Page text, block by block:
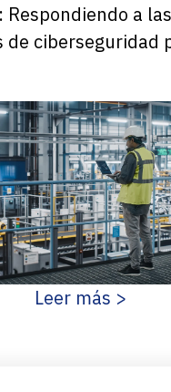
Respondiendo a las
de ciberseguridad
Leer más >